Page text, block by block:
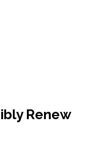
Renew